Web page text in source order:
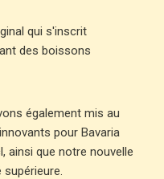
qui s'inscrit
des boissons
également mis au
pour Bavaria
ainsi que notre nouvelle
supérieure.